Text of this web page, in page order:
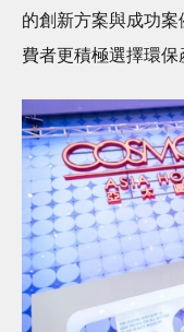
的創新方案與成功
費者更積極選擇環保